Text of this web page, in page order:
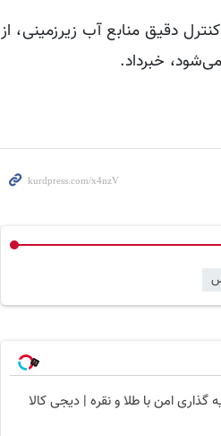
دقیق منابع آب زیرزمینی، از
گذاری امن با طلا و نقره | دیجی کالا